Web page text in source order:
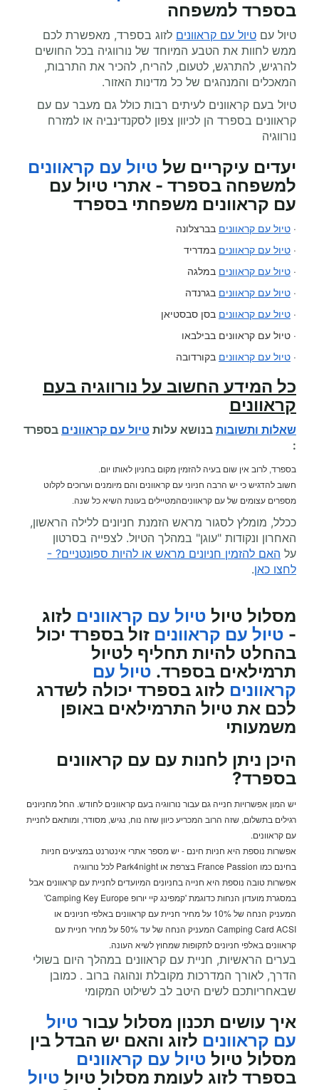
בספרד למשפחה
טיול עם טיול עם קראוונים לזוג בספרד, מאפשרת לכם
ממש לחוות את הטבע המיוחד של נורווגיה בכל החושים
להרגיש, להתרגש, לטעום, להריח, להכיר את התרבות,
המאכלים והמנהגים של כל מדינות האזור.
טיול בעם קראוונים לעיתים רבות כולל גם מעבר עם עם
קראוונים בספרד הן לכיוון צפון לסקנדינביה או למזרח
נורווגיה
יעדים עיקריים של טיול עם קראוונים
למשפחה בספרד - אתרי טיול עם
עם קראוונים משפחתי בספרד
· טיול עם קראוונים בברצלונה
· טיול עם קראוונים במדריד
· טיול עם קראוונים במלגה
· טיול עם קראוונים בגרנדה
· טיול עם קראוונים בסן סבסטיאן
· טיול עם קראוונים בבילבאו
· טיול עם קראוונים בקורדובה
כל המידע החשוב על נורווגיה בעם
קראוונים
שאלות ותשובות בנושא עלות טיול עם קראוונים בספרד
:
בספרד, לרוב אין שום בעיה להזמין מקום בחניון לאותו יום.
חשוב להדגיש כי יש הרבה חניוני עם קראוונים והם מיומנים וערוכים לקלוט
מספרים עצומים של עם קראווניםהמטיילים בעונת השיא כל שנה.
ככלל, מומלץ לסגור מראש הזמנת חניונים ללילה הראשון,
האחרון ונקודות "עוגן" במהלך הטיול. לצפייה בסרטון
על האם להזמין חניונים מראש או להיות ספונטניים? -
לחצו כאן.
מסלול טיול טיול עם קראוונים לזוג
- טיול עם קראוונים זול בספרד יכול
בהחלט להיות תחליף לטיול
תרמילאים בספרד. טיול עם
קראוונים לזוג בספרד יכולה לשדרג
לכם את טיול התרמילאים באופן
משמעותי
היכן ניתן לחנות עם עם קראוונים
בספרד?
יש המון אפשרויות חנייה גם עבור נורווגיה בעם קראוונים לחודש. החל מחניונים
רגילים בתשלום, שזה הרוב המכריע כיוון שזה נוח, נגיש, מסודר, ומותאם לחניית
עם קראוונים.
אפשרות נוספת היא חניות חינם - יש מספר אתרי אינטרנט במציעים חניות
בחינם כמו France Passion בצרפת או Park4night לכל נורווגיה
אפשרות טובה נוספת היא חנייה בחניונים המיועדים לחניית עם קראוונים אבל
במסגרת מועדון הנחות כדוגמת 'קמפינג קיי יורופ Camping Key Europe'
המעניק הנחה של 10% על מחיר חניית עם קראוונים באלפי חניונים או
Camping Card ACSI המעניק הנחה של עד 50% על מחיר חניית עם
קראוונים באלפי חניונים לתקופות שמחוץ לשיא העונה.
בערים הראשיות, חניית עם קראוונים במהלך היום בשולי
הדרך, לאורך המדרכות מקובלת ונהוגה ברוב . כמובן
שבאחריותכם לשים היטב לב לשילוט המקומי
איך עושים תכנון מסלול עבור טיול
עם קראוונים לזוג והאם יש הבדל בין
מסלול טיול טיול עם קראוונים
בספרד לזוג לעומת מסלול טיול טיול